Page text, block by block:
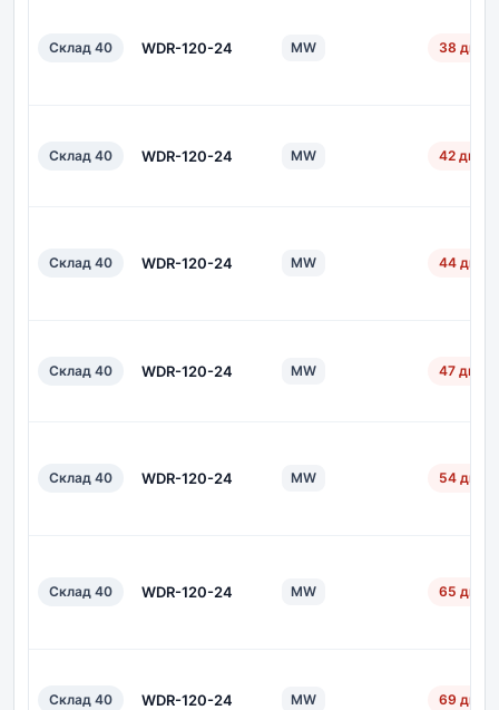
Склад 40 WDR-120-24 MW 38 дн.
Склад 40 WDR-120-24 MW 42 дн.
Склад 40 WDR-120-24 MW 44 дн.
Склад 40 WDR-120-24 MW 47 дн.
Склад 40 WDR-120-24 MW 54 дн.
Склад 40 WDR-120-24 MW 65 дн.
Склад 40 WDR-120-24 MW 69 дн.